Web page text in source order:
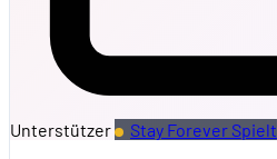
Unterstützer Stay Forever Spielt